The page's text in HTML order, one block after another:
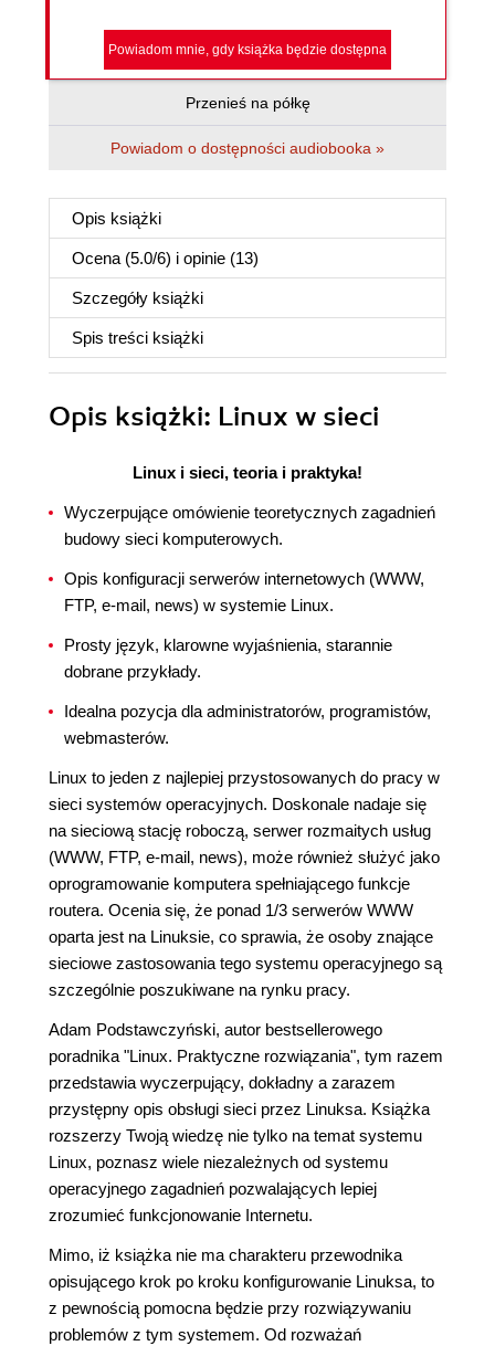
Powiadom mnie, gdy książka będzie dostępna
Przenieś na półkę
Powiadom o dostępności audiobooka »
Opis książki
Ocena (5.0/6) i opinie (13)
Szczegóły książki
Spis treści książki
Opis książki: Linux w sieci
Linux i sieci, teoria i praktyka!
Wyczerpujące omówienie teoretycznych zagadnień
budowy sieci komputerowych.
Opis konfiguracji serwerów internetowych (WWW,
FTP, e-mail, news) w systemie Linux.
Prosty język, klarowne wyjaśnienia, starannie
dobrane przykłady.
Idealna pozycja dla administratorów, programistów,
webmasterów.
Linux to jeden z najlepiej przystosowanych do pracy w
sieci systemów operacyjnych. Doskonale nadaje się
na sieciową stację roboczą, serwer rozmaitych usług
(WWW, FTP, e-mail, news), może również służyć jako
oprogramowanie komputera spełniającego funkcje
routera. Ocenia się, że ponad 1/3 serwerów WWW
oparta jest na Linuksie, co sprawia, że osoby znające
sieciowe zastosowania tego systemu operacyjnego są
szczególnie poszukiwane na rynku pracy.
Adam Podstawczyński, autor bestsellerowego
poradnika "Linux. Praktyczne rozwiązania", tym razem
przedstawia wyczerpujący, dokładny a zarazem
przystępny opis obsługi sieci przez Linuksa. Książka
rozszerzy Twoją wiedzę nie tylko na temat systemu
Linux, poznasz wiele niezależnych od systemu
operacyjnego zagadnień pozwalających lepiej
zrozumieć funkcjonowanie Internetu.
Mimo, iż książka nie ma charakteru przewodnika
opisującego krok po kroku konfigurowanie Linuksa, to
z pewnością pomocna będzie przy rozwiązywaniu
problemów z tym systemem. Od rozważań